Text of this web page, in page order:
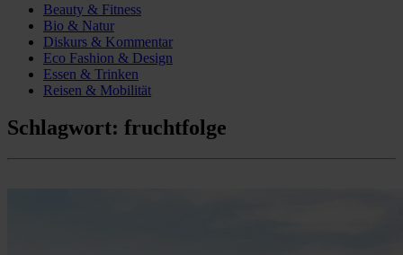
Beauty & Fitness
Bio & Natur
Diskurs & Kommentar
Eco Fashion & Design
Essen & Trinken
Reisen & Mobilität
Schlagwort: fruchtfolge